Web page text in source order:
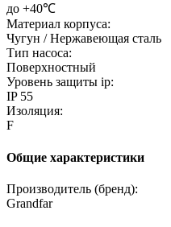
до +40℃
Материал корпуса:
Чугун / Нержавеющая сталь
Тип насоса:
Поверхностный
Уровень защиты ip:
IP 55
Изоляция:
F
Общие характеристики
Производитель (бренд):
Grandfar